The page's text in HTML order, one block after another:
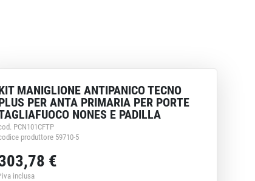
MANIGLIONE ANTIPANICO TECNO
PER ANTA PRIMARIA PER PORTE
NONES E PADILLA
PCN101CFTP
produttore 59710-5
€
inclusa